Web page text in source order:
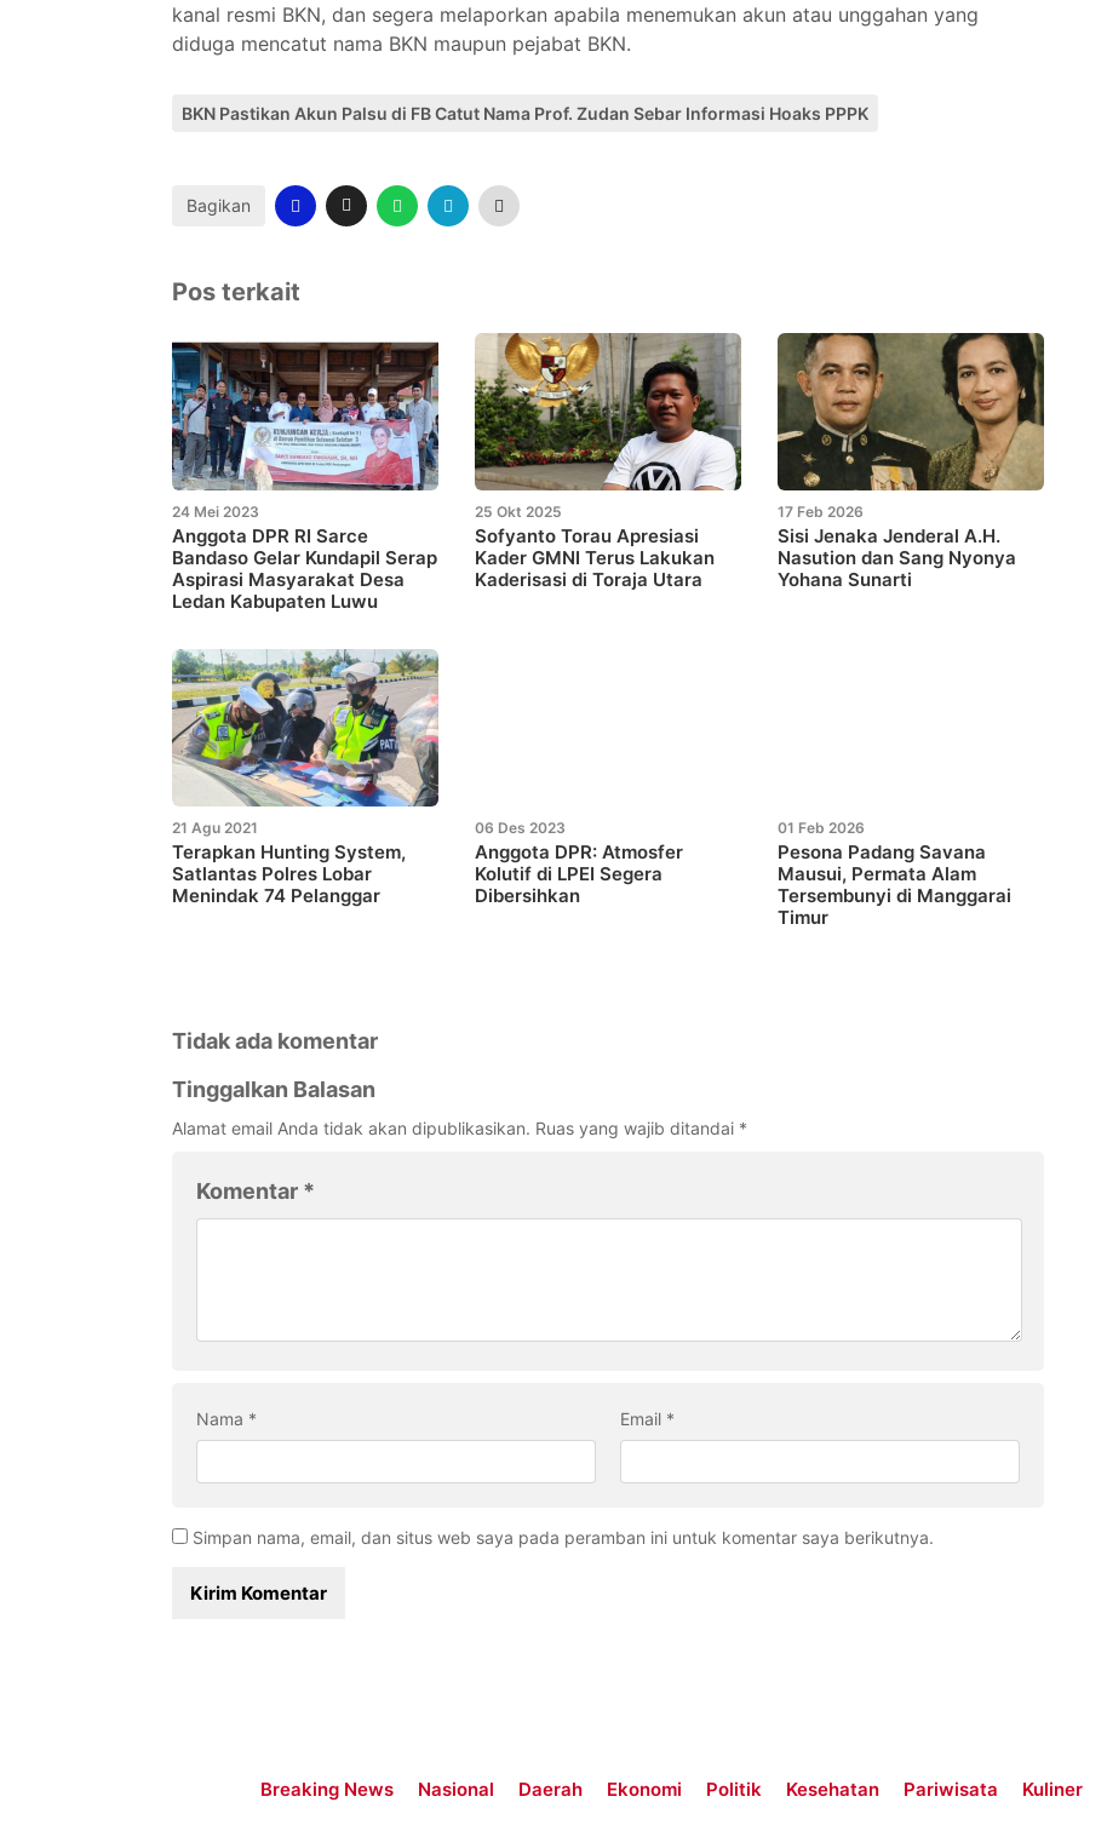
kanal resmi BKN, dan segera melaporkan apabila menemukan akun atau unggahan yang
diduga mencatut nama BKN maupun pejabat BKN.
BKN Pastikan Akun Palsu di FB Catut Nama Prof. Zudan Sebar Informasi Hoaks PPPK
Bagikan
Pos terkait
24 Mei 2023
Anggota DPR RI Sarce
Bandaso Gelar Kundapil Serap
Aspirasi Masyarakat Desa
Ledan Kabupaten Luwu
25 Okt 2025
Sofyanto Torau Apresiasi
Kader GMNI Terus Lakukan
Kaderisasi di Toraja Utara
17 Feb 2026
Sisi Jenaka Jenderal A.H.
Nasution dan Sang Nyonya
Yohana Sunarti
21 Agu 2021
Terapkan Hunting System,
Satlantas Polres Lobar
Menindak 74 Pelanggar
06 Des 2023
Anggota DPR: Atmosfer
Kolutif di LPEI Segera
Dibersihkan
01 Feb 2026
Pesona Padang Savana
Mausui, Permata Alam
Tersembunyi di Manggarai
Timur
Tidak ada komentar
Tinggalkan Balasan
Alamat email Anda tidak akan dipublikasikan. Ruas yang wajib ditandai *
Komentar *
Nama * Email *
Simpan nama, email, dan situs web saya pada peramban ini untuk komentar saya berikutnya.
Breaking News Nasional Daerah Ekonomi Politik Kesehatan Pariwisata Kuliner